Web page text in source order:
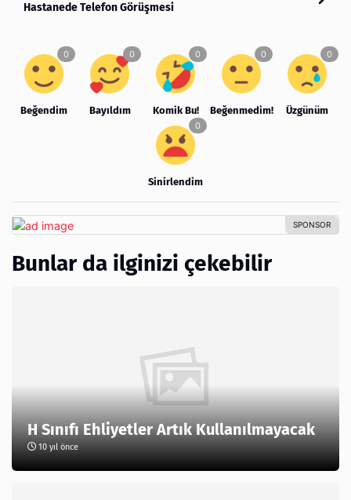
Hastanede Telefon Görüşmesi
Beğendim Bayıldım Komik Bu! Beğenmedim! Üzgünüm
Sinirlendim
Bunlar da ilginizi çekebilir
H Sınıfı Ehliyetler Artık Kullanılmayacak
10 yıl önce